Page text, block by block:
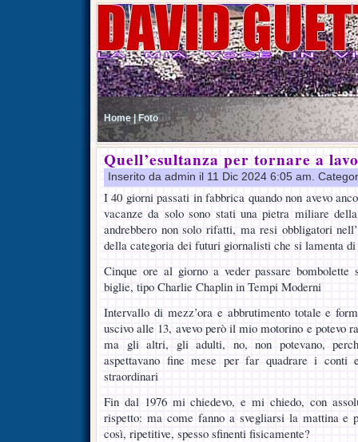
Home | Foto
Quell’esultanza per tornare a
Inserito da admin il 11 Dic 2024 6:05 am.
I 40 giorni passati in fabbrica quando non avevo
vacanze da solo sono stati una pietra miliare
andrebbero non solo rifatti, ma resi obbligatori
della categoria dei futuri giornalisti che si lamenta
Cinque ore al giorno a veder passare bombolette
biglie, tipo Charlie Chaplin in Tempi Moderni
Intervallo di mezz’ora e abbrutimento totale e
uscivo alle 13, avevo però il mio motorino e potevo
ma gli altri, gli adulti, no, non potevano,
aspettavano fine mese per far quadrare i
straordinari
Fin dal 1976 mi chiedevo, e mi chiedo, con
rispetto: ma come fanno a svegliarsi la mattina e
così, ripetitive, spesso sfinenti fisicamente?